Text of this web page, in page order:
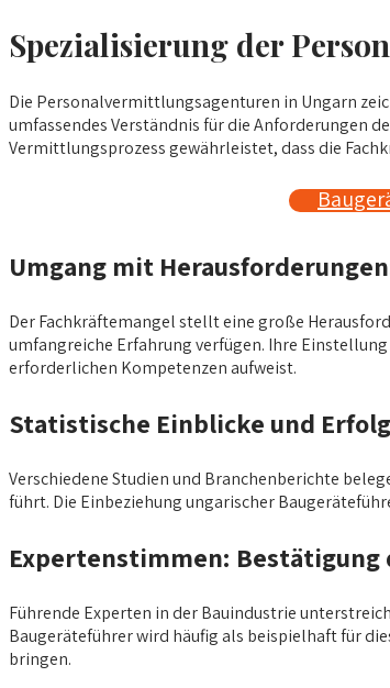
Spezialisierung der
Die Personalvermittlungsagenturen in Ungarn
umfassendes Verständnis für die Anforderungen
Vermittlungsprozess gewährleistet, dass die
Umgang mit
Der Fachkräftemangel stellt eine große
umfangreiche Erfahrung verfügen. Ihre
erforderlichen Kompetenzen aufweist.
Statistische Einblicke und
Verschiedene Studien und Branchenberichte
führt. Die Einbeziehung ungarischer
Expertenstimmen: Bestätigung
Führende Experten in der Bauindustrie
Baugeräteführer wird häufig als beispielhaft für
bringen.